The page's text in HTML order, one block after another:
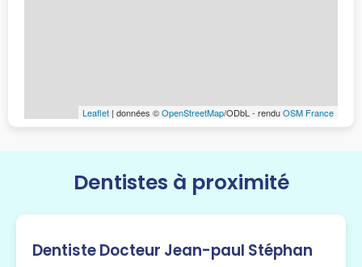
Leaflet | données ©OpenStreetMap/ODbL - renduOSM France
Dentistes à proximité
Dentiste Docteur Jean-paul Stéphan